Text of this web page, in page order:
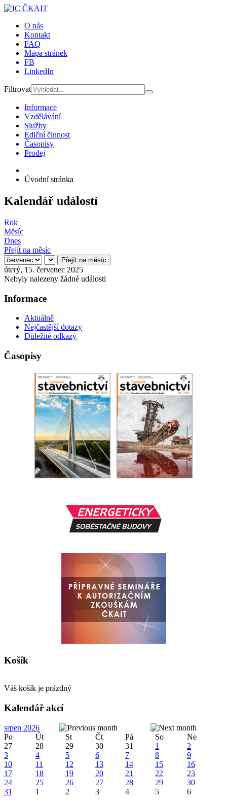
O nás
Kontakt
FAQ
Mapa stránek
FB
LinkedIn
Filtrovat
Informace
Vzdělávání
Služby
Ediční činnost
Časopisy
Prodej
Úvodní stránka
Kalendář událostí
Rok
Měsíc
Dnes
Přejít na měsíc
Přejít na měsíc
úterý, 15. červenec 2025
Nebyly nalezeny žádné události
Informace
Aktuálně
Nejčastější dotazy
Důležité odkazy
Časopisy
Košík
Váš košík je prázdný
Kalendář akcí
srpen 2026
Po
Út St Čt Pá So
Ne
27
28 29 30 31 1
2
3
4 5 6 7 8
9
10
11 12 13 14 15
16
17
18 19 20 21 22
23
24
25 26 27 28 29
30
31
1 2 3 4 5 6